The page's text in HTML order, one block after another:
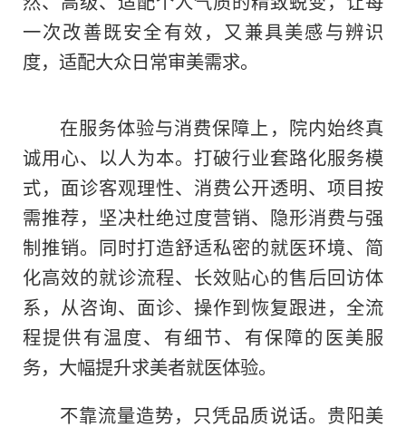
一次改善既安全有效，又兼具美感与辨识
度，适配大众日常审美需求。
在服务体验与消费保障上，院内始终真
诚用心、以人为本。打破行业套路化服务模
式，面诊客观理性、消费公开透明、项目按
需推荐，坚决杜绝过度营销、隐形消费与强
制推销。同时打造舒适私密的就医环境、简
化高效的就诊流程、长效贴心的售后回访体
系，从咨询、面诊、操作到恢复跟进，全流
程提供有温度、有细节、有保障的医美服
务，大幅提升求美者就医体验。
不靠流量造势，只凭品质说话。贵阳美